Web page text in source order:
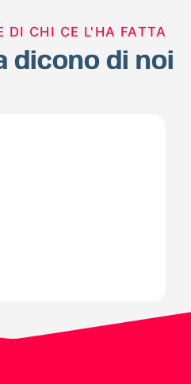
DI CHI CE L'HA FATTA
dicono di noi